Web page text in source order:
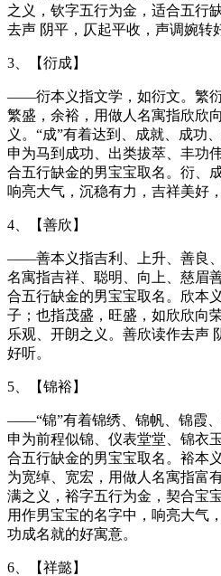
之义，钦字五行为金，适合五行
去声 阴平，仄起平收，声调婉转
3、【衍成】
——衍本义指文学，如衍文。繁衍
繁盛，余裕，用做人名寓指欣欣
义。“成”有着达到、成就、成功
申为马到成功、出类拔萃、丰功
合五行缺金的男宝宝取名。衍、
响亮大气，沉稳有力，吉祥美好
4、【善欣】
——善本义指吉利、上升、善良
名寓指吉祥、聪明、向上、慈眉
合五行缺金的男宝宝取名。欣本
子；也指茂盛，旺盛，如欣欣向
乐观、开朗之义。善欣读作去声
好听。
5、【锦裕】
——“锦”有着锦绣、锦帆、锦霞、
申为前程似锦、仪表堂堂、锦衣
合五行缺金的男宝宝取名。裕本
为宽绰、宽宏，用做人名寓指富
满之义，裕字五行为金，契合宝
用作男宝宝的名字中，响亮大气
功成名就的好寓意。
6、【祥懿】